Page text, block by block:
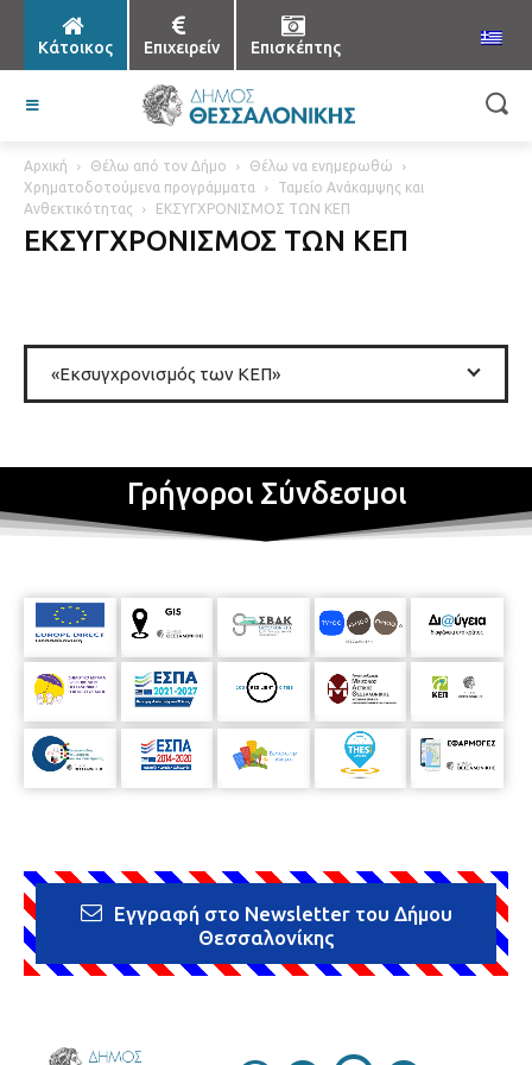
Κάτοικος Επιχειρείν Επισκέπτης
Αρχική Θέλω από τον Δήμο
Θέλω να ενημερωθώ
Χρηματοδοτούμενα προγράμματα
Ταμείο Ανάκαμψης και
Ανθεκτικότητας
ΕΚΣΥΓΧΡΟΝΙΣΜΟΣ ΤΩΝ ΚΕΠ
ΕΚΣΥΓΧΡΟΝΙΣΜΟΣ ΤΩΝ ΚΕΠ
«Εκσυγχρονισμός των ΚΕΠ»
Γρήγοροι Σύνδεσμοι
Εγγραφή στο Newsletter του Δήμου
Θεσσαλονίκης